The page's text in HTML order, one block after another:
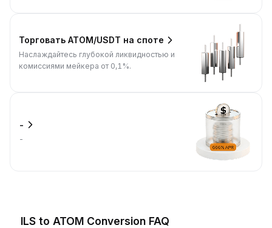
Торговать ATOM/USDT на споте
Наслаждайтесь глубокой ликвидностью и
комиссиями мейкера от 0,1%.
-
-
ILS to ATOM Conversion FAQ